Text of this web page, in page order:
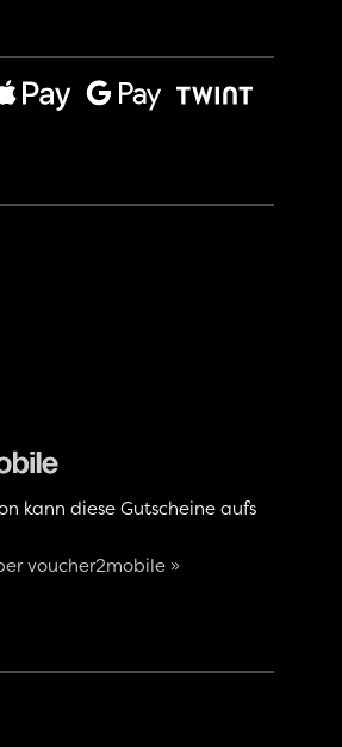
kann diese Gutscheine aufs
voucher2mobile »